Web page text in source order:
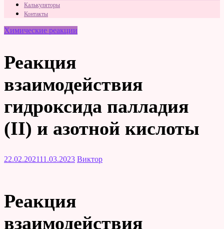
Калькуляторы
Контакты
Химические реакции
Реакция
взаимодействия
гидроксида палладия
(II) и азотной кислоты
22.02.202111.03.2023 Виктор
Реакция
взаимодействия